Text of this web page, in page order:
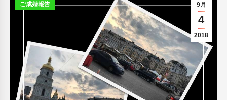
9月
4
2018
ご成婚報告